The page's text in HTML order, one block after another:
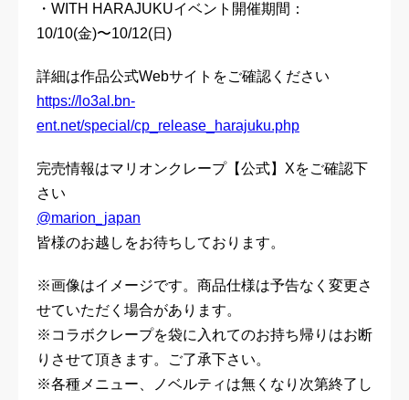
・WITH HARAJUKUイベント開催期間：
10/10(金)〜10/12(日)
詳細は作品公式Webサイトをご確認ください
https://lo3al.bn-
ent.net/special/cp_release_harajuku.php
完売情報はマリオンクレープ【公式】Xをご確認下
さい
@marion_japan
皆様のお越しをお待ちしております。
※画像はイメージです。商品仕様は予告なく変更さ
せていただく場合があります。
※コラボクレープを袋に入れてのお持ち帰りはお断
りさせて頂きます。ご了承下さい。
※各種メニュー、ノベルティは無くなり次第終了し